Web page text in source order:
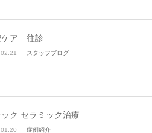
ケア 往診
スタッフブログ
ク セラミック治療
症例紹介